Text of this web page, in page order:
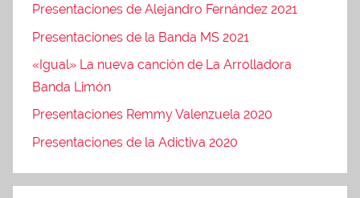
Presentaciones de Alejandro Fernández 2021
Presentaciones de la Banda MS 2021
«Igual» La nueva canción de La Arrolladora
Banda Limón
Presentaciones Remmy Valenzuela 2020
Presentaciones de la Adictiva 2020